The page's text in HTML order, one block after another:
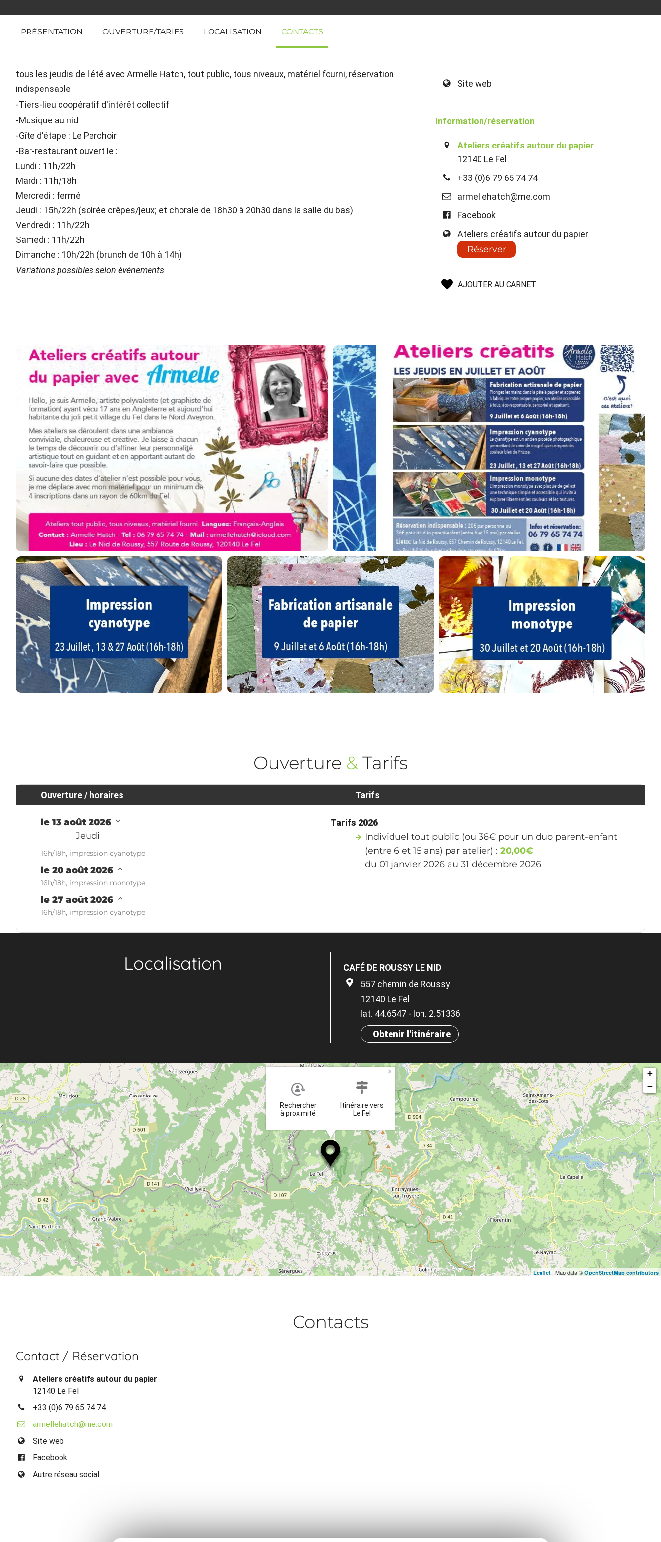
PRÉSENTATION OUVERTURE/TARIFS LOCALISATION CONTACTS
tous les jeudis de l'été avec Armelle Hatch, tout public, tous niveaux, matériel fourni, réservation
indispensable
-Tiers-lieu coopératif d'intérêt collectif
-Musique au nid
-Gîte d'étape : Le Perchoir
-Bar-restaurant ouvert le :
Lundi : 11h/22h
Mardi : 11h/18h
Mercredi : fermé
Jeudi : 15h/22h (soirée crêpes/jeux; et chorale de 18h30 à 20h30 dans la salle du bas)
Vendredi : 11h/22h
Samedi : 11h/22h
Dimanche : 10h/22h (brunch de 10h à 14h)
Variations possibles selon événements
Site web
Information/réservation
Ateliers créatifs autour du papier
12140 Le Fel
+33 (0)6 79 65 74 74
armellehatch@me.com
Facebook
Ateliers créatifs autour du papier
Réserver
AJOUTER AU CARNET
Ouverture & Tarifs
Ouverture / horaires
le 13 août 2026
Jeudi
16h/18h, impression cyanotype
le 20 août 2026
16h/18h, impression monotype
le 27 août 2026
16h/18h, impression cyanotype
Tarifs
Tarifs 2026
Individuel tout public (ou 36€ pour un duo parent-enfant
(entre 6 et 15 ans) par atelier) : 20,00€
du 01 janvier 2026 au 31 décembre 2026
Localisation
CAFÉ DE ROUSSY LE NID
557 chemin de Roussy
12140 Le Fel
lat. 44.6547 - lon. 2.51336
Obtenir l'itinéraire
Rechercher
à proximité
Itinéraire vers
Le Fel
×
+
−
Leaflet| Map data © OpenStreetMap contributors
Contacts
Contact / Réservation
Ateliers créatifs autour du papier
12140 Le Fel
+33 (0)6 79 65 74 74
armellehatch@me.com
Site web
Facebook
Autre réseau social